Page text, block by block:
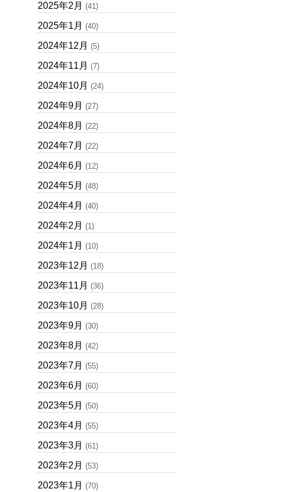
2025年2月 (41)
2025年1月 (40)
2024年12月 (5)
2024年11月 (7)
2024年10月 (24)
2024年9月 (27)
2024年8月 (22)
2024年7月 (22)
2024年6月 (12)
2024年5月 (48)
2024年4月 (40)
2024年2月 (1)
2024年1月 (10)
2023年12月 (18)
2023年11月 (36)
2023年10月 (28)
2023年9月 (30)
2023年8月 (42)
2023年7月 (55)
2023年6月 (60)
2023年5月 (50)
2023年4月 (55)
2023年3月 (61)
2023年2月 (53)
2023年1月 (70)